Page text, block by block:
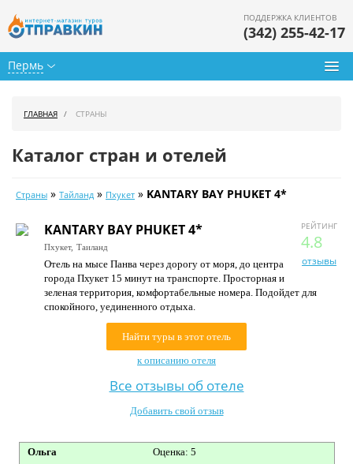
Пермь
ПОДДЕРЖКА КЛИЕНТОВ
(342) 255-42-17
Календарь туров
Цены дня
Страны
Как купить
ГЛАВНАЯ СТРАНЫ
Каталог стран и отелей
Страны » Тайланд » Пхукет » KANTARY BAY PHUKET 4*
РЕЙТИНГ
4.8
отзывы
KANTARY BAY PHUKET 4*
Пхукет, Таиланд
Отель на мысе Панва через дорогу от моря, до центра
города Пхукет 15 минут на транспорте. Просторная и
зеленая территория, комфортабельные номера. Подойдет для
спокойного, уединенного отдыха.
Найти туры в этот отель
к описанию отеля
Все отзывы об отеле
Добавить свой отзыв
Ольга Оценка: 5